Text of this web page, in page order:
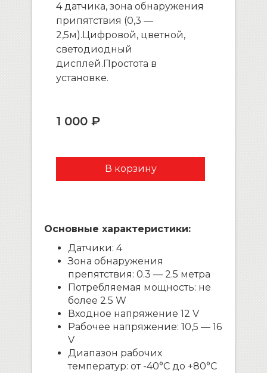
4 датчика, зона обнаружения
припятствия (0,3 —
2,5м).Цифровой, цветной,
светодиодный
дисплей.Простота в
установке.
1 000 ₽
Основные характеристики:
Датчики: 4
Зона обнаружения
препятствия: 0.3 — 2.5 метра
Потребляемая мощность: не
более 2.5 W
Входное напряжение 12 V
Рабочее напряжение: 10,5 — 16
V
Диапазон рабочих
температур: от -40°C до +80°C